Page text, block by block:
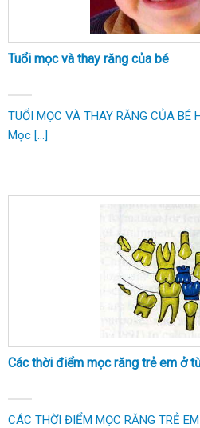
Tuổi mọc và thay răng của bé
TUỔI MỌC VÀ THAY RĂNG CỦA
Mọc [...]
Các thời điểm mọc răng trẻ em ở
CÁC THỜI ĐIỂM MỌC RĂNG TRẺ